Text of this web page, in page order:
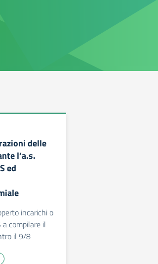
delle
l’a.s.
ed
incarichi o
compilare il
il 9/8